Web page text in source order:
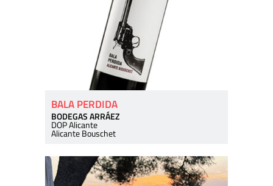
BALA PERDIDA
BODEGAS ARRÁEZ
DOP Alicante
Alicante Bouschet